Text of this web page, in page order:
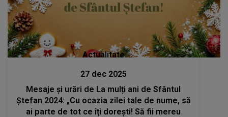
Actualitate
27 dec 2025
Mesaje și urări de La mulți ani de Sfântul
Ștefan 2024: „Cu ocazia zilei tale de nume, să
ai parte de tot ce îţi doreşti! Să fii mereu